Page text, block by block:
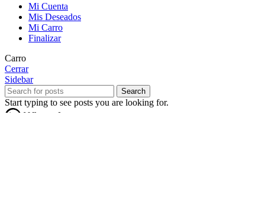
Mi Cuenta
Mis Deseados
Mi Carro
Finalizar
Carro
Cerrar
Sidebar
Search
Start typing to see posts you are looking for.